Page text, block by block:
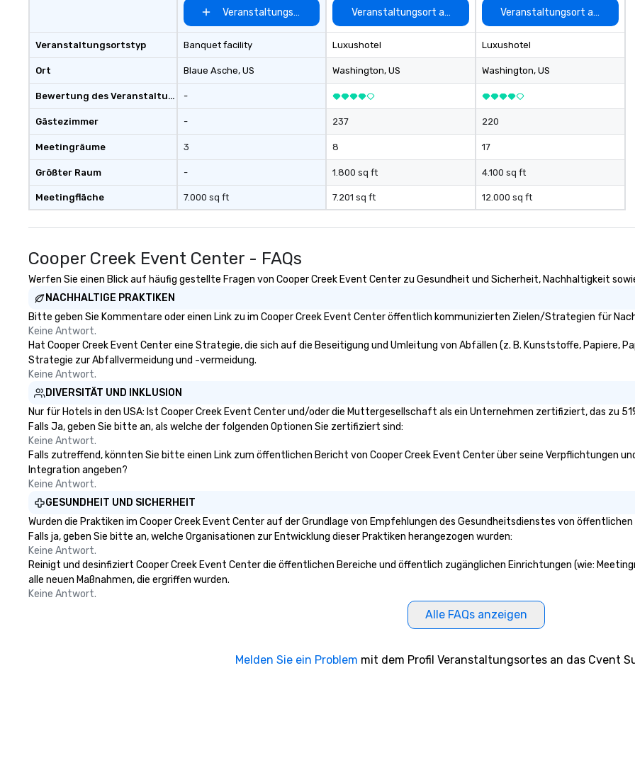
Veranstaltungsortstyp
Ort
Bewertung des Veranstaltungsortes
Gästezimmer
Meetingräume
Größter Raum
Meetingfläche
Veranstaltungsort auswählen
Banquet facility
Blaue Asche, US
-
-
3
-
7.000 sq ft
Veranstaltungsort auswählen
Luxushotel
Washington, US
237
8
1.800 sq ft
7.201 sq ft
Veranstaltungsort auswählen
Luxushotel
Washington, US
220
17
4.100 sq ft
12.000 sq ft
Cooper Creek Event Center - FAQs
Werfen Sie einen Blick auf häufig gestellte Fragen von Cooper Creek Event Center zu Gesundheit und Sicherheit, Nachhaltigkeit
NACHHALTIGE PRAKTIKEN
Bitte geben Sie Kommentare oder einen Link zu im Cooper Creek Event Center öffentlich kommunizierten Zielen/Strategien für
Keine Antwort.
Hat Cooper Creek Event Center eine Strategie, die sich auf die Beseitigung und Umleitung von Abfällen (z. B. Kunststoffe, Papiere,
Strategie zur Abfallvermeidung und -vermeidung.
Keine Antwort.
DIVERSITÄT UND INKLUSION
Nur für Hotels in den USA: Ist Cooper Creek Event Center und/oder die Muttergesellschaft als ein Unternehmen zertifiziert, das zu
Falls Ja, geben Sie bitte an, als welche der folgenden Optionen Sie zertifiziert sind:
Keine Antwort.
Falls zutreffend, könnten Sie bitte einen Link zum öffentlichen Bericht von Cooper Creek Event Center über seine Verpflichtungen
Integration angeben?
Keine Antwort.
GESUNDHEIT UND SICHERHEIT
Wurden die Praktiken im Cooper Creek Event Center auf der Grundlage von Empfehlungen des Gesundheitsdienstes von
Falls ja, geben Sie bitte an, welche Organisationen zur Entwicklung dieser Praktiken herangezogen wurden:
Keine Antwort.
Reinigt und desinfiziert Cooper Creek Event Center die öffentlichen Bereiche und öffentlich zugänglichen Einrichtungen (wie:
alle neuen Maßnahmen, die ergriffen wurden.
Keine Antwort.
Alle FAQs anzeigen
Melden Sie ein Problem mit dem Profil Veranstaltungsortes an das Cvent